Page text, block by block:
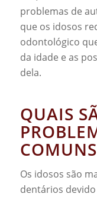
problemas de
que os idosos
odontológico
da idade e as
dela.
QUAIS
Os idosos são
dentários